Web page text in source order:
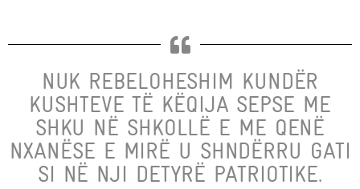
NUK REBELOHESHIM KUNDËR
KUSHTEVE TË KËQIJA SEPSE ME
SHKU NË SHKOLLË E ME QENË
NXANËSE E MIRË U SHNDËRRU GATI
SI NË NJI DETYRË PATRIOTIKE.